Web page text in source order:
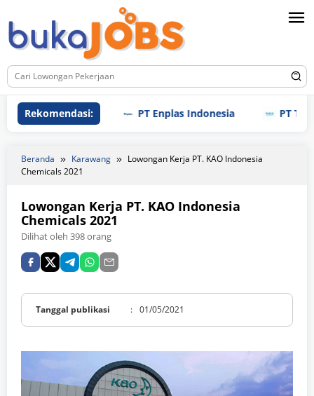
ke
konten
Rekomendasi: PT Enplas Indonesia PT TPI
Beranda Karawang
Lowongan Kerja PT. KAO Indonesia
Chemicals 2021
Lowongan Kerja PT. KAO Indonesia
Chemicals 2021
Dilihat oleh 398 orang
Tanggal publikasi : 01/05/2021